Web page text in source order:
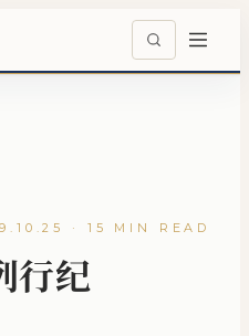
· 15 MIN READ
行纪